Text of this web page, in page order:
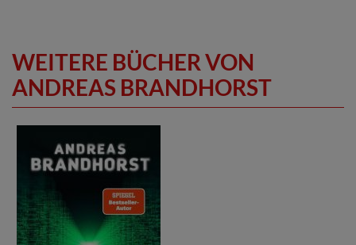
WEITERE BÜCHER VON
ANDREAS BRANDHORST